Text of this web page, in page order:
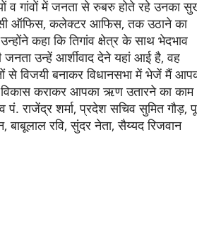
व गांवों में जनता से रुबरु होते रहे उनका
ऑफिस, कलेक्टर आफिस, तक उठाने का
कहा कि तिगांव क्षेत्र के साथ भेदभाव
उन्हें आर्शीवाद देने यहां आई है, वह
से विजयी बनाकर विधानसभा में भेजें मैं
विकास कराकर आपका ऋण उतारने का काम
राजेंद्र शर्मा, प्रदेश सचिव सुमित गौड़,
बाबूलाल रवि, सुंदर नेता, सैय्यद रिजवान